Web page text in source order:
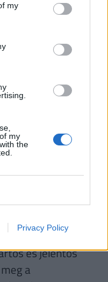
my
my
the
Privacy Policy
a
meg a
miatt a helyiség
előírt minimális
nem éri
egészségét
jogszabályok
és jelentős
a